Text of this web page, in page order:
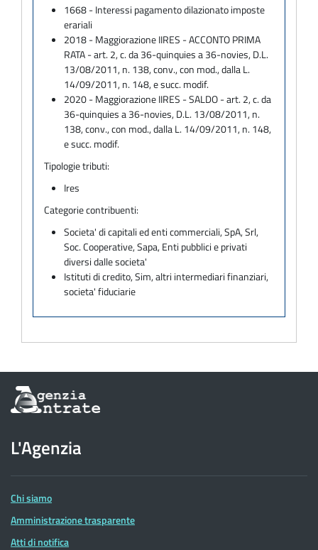
1668 - Interessi pagamento dilazionato imposte
erariali
2018 - Maggiorazione IIRES - ACCONTO PRIMA
RATA - art. 2, c. da 36-quinquies a 36-novies, D.L.
13/08/2011, n. 138, conv., con mod., dalla L.
14/09/2011, n. 148, e succ. modif.
2020 - Maggiorazione IIRES - SALDO - art. 2, c. da
36-quinquies a 36-novies, D.L. 13/08/2011, n.
138, conv., con mod., dalla L. 14/09/2011, n. 148,
e succ. modif.
Tipologie tributi:
Ires
Categorie contribuenti:
Societa' di capitali ed enti commerciali, SpA, Srl,
Soc. Cooperative, Sapa, Enti pubblici e privati
diversi dalle societa'
Istituti di credito, Sim, altri intermediari finanziari,
societa' fiduciarie
Informazioni
sul
dell'Agenzia
delle
Entrate
L'Agenzia
Chi siamo
Amministrazione trasparente
Atti di notifica